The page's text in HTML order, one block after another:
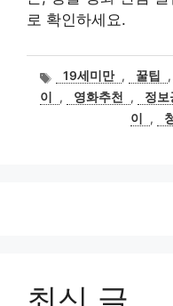
로 확인하세요.
태19세미만 , 꿀팁 ,
이
, 영화추천 , 정보
이
,